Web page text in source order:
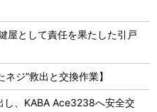
屋として責任を果たした引戸
ジ”救出と交換作業】
し、KABA Ace3238へ安全交